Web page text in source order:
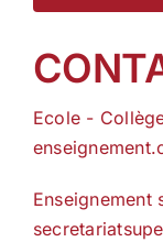
Ecole -
Enseignement